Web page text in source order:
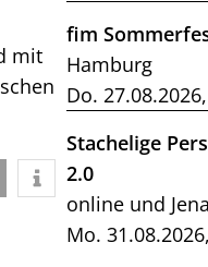
mit
fim
Hamburg
Do.
Stachelige
2.0
online und Jena
Mo.